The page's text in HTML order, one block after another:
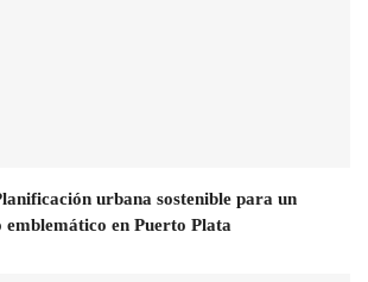
urbana sostenible para un
en Puerto Plata